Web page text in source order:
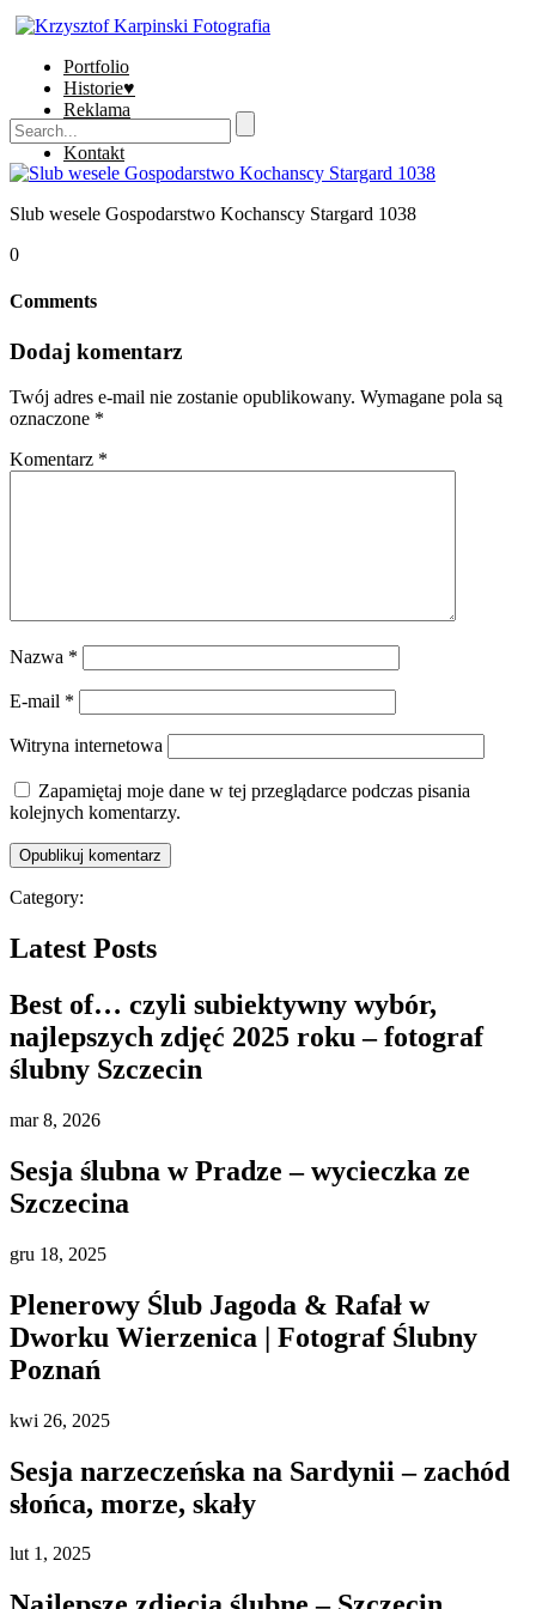
Portfolio
Historie♥
Reklama
Sklep
Kontakt
Slub wesele Gospodarstwo Kochanscy Stargard 1038
0
Comments
Dodaj komentarz
Twój adres e-mail nie zostanie opublikowany. Wymagane pola są
oznaczone *
Komentarz *
Nazwa *
E-mail *
Witryna internetowa
Zapamiętaj moje dane w tej przeglądarce podczas pisania
kolejnych komentarzy.
Category:
Latest Posts
Best of… czyli subiektywny wybór,
najlepszych zdjęć 2025 roku – fotograf
ślubny Szczecin
mar8, 2026
Sesja ślubna w Pradze – wycieczka ze
Szczecina
gru 18, 2025
Plenerowy Ślub Jagoda & Rafał w
Dworku Wierzenica | Fotograf Ślubny
Poznań
kwi 26, 2025
Sesja narzeczeńska na Sardynii – zachód
słońca, morze, skały
lut1, 2025